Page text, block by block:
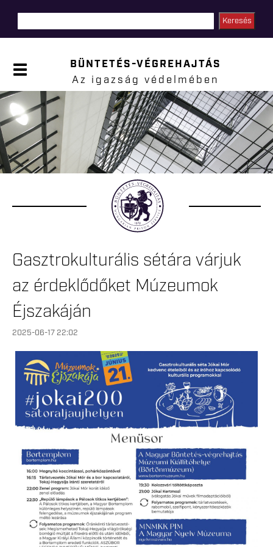
P
a
e
l
n
y
t
á
s
a
BÜNTETÉS-VÉGREHAJTÁS
Az igazság védelmében
Jelenlegi hely
Gasztrokulturális sétára várjuk
az érdeklődőket Múzeumok
Éjszakáján
2025-06-17 22:02